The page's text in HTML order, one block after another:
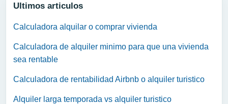
Ultimos articulos
Calculadora alquilar o comprar vivienda
Calculadora de alquiler minimo para que una vivienda
sea rentable
Calculadora de rentabilidad Airbnb o alquiler turistico
Alquiler larga temporada vs alquiler turistico